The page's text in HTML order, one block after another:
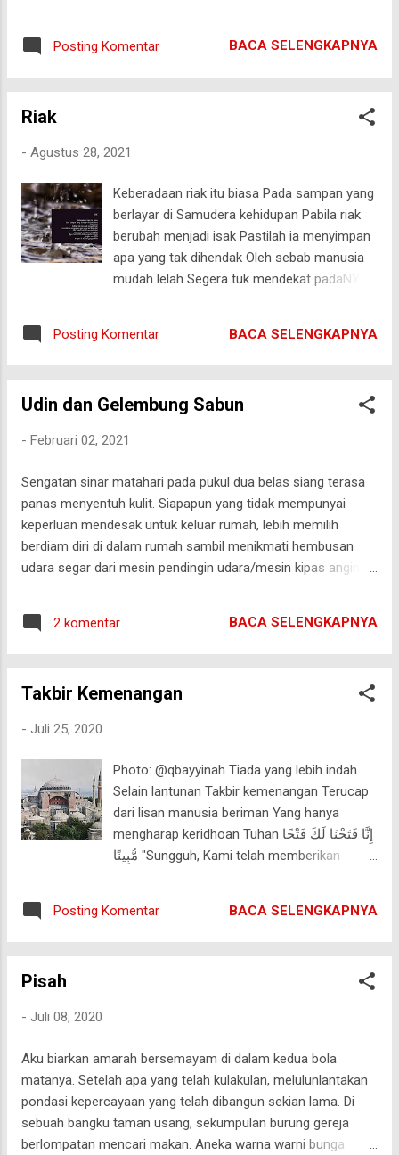
Posting Komentar BACA SELENGKAPNYA
Riak
- Agustus 28, 2021
Keberadaan riak itu biasa Pada sampan yang
berlayar di Samudera kehidupan Pabila riak
berubah menjadi isak Pastilah ia menyimpan
apa yang tak dihendak Oleh sebab manusia
mudah lelah Segera tuk mendekat padaNYA
Posting Komentar BACA SELENGKAPNYA
Udin dan Gelembung Sabun
- Februari 02, 2021
Sengatan sinar matahari pada pukul dua belas siang terasa
panas menyentuh kulit. Siapapun yang tidak mempunyai
keperluan mendesak untuk keluar rumah, lebih memilih
berdiam diri di dalam rumah sambil menikmati hembusan
udara segar dari mesin pendingin udara/mesin kipas angin,
berada di halaman rumah. Bagi sebagian yang lain khususnya
para Ibu, sinar matahari yang terang benderang menjadi
memenuhi seluruh tali jemuran bisa kering lebih cepat
dari biasanya. Di musim penghujan, pakaian yang dijemur
lebih lama keringnya. Bahkan, jika telah selesai mencuci
kemudian menjemur pakaian lebih pagi, menjelang sore atau
malam bahkan esok harinya pakaian masih terasa lembab,
sehingga apabila dipaksa untuk di angkat pakaian yang
lembab tadi dan ditumpuk selama beberapa jam, pakaian-p...
2 komentar BACA SELENGKAPNYA
Takbir Kemenangan
- Juli 25, 2020
Photo: @qbayyinah Tiada yang lebih indah
Selain lantunan Takbir kemenangan Terucap
dari lisan manusia beriman Yang hanya
mengharap keridhoan Tuhan إِنَّا فَتَحْنَا لَكَ فَتْحًا
مُّبِينًا "Sungguh, Kami telah memberikan
Bershaf-shaf umat dalam lautan barisan
Menggemakan Takbir kemudian sujud dalam
atas segala perbuatan Untuk memadamkan
cahaya Islam وَٱلَّذِينَ كَذَّبُوا۟ بِـَٔايَٰتِنَا وَلِقَآءِ
ٱلْءَاخِرَةِ حَبِطَتْ أَعْمَٰلُهُمْۚ هَلْ يُجْزَوْنَ إِلَّا مَا
كَانُوا۟ يَعْمَلُونَ "Dan orang-orang yang
Posting Komentar BACA SELENGKAPNYA
Pisah
- Juli 08, 2020
Aku biarkan amarah bersemayam di dalam kedua bola
matanya. Setelah apa yang telah kulakulan, melulunlantakan
pondasi kepercayaan yang telah dibangun sekian lama. Di
sebuah bangku taman usang, sekumpulan burung gereja
berlompatan mencari makan. Aneka warna warni bunga